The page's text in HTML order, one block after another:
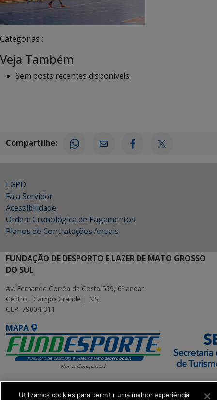
Categorias :
Veja Também
Sem posts recentes disponíveis.
Compartilhe:
LGPD
Fala Servidor
Acessibilidade
Ordem Cronológica de Pagamentos
Planos de Contratações Anuais
FUNDAÇÃO DE DESPORTO E LAZER DE MATO GROSSO
DO SUL
Av. Fernando Corrêa da Costa 559, 6º andar
Centro - Campo Grande | MS
CEP: 79004-311
MAPA
Utilizamos cookies para permitir uma melhor experiência